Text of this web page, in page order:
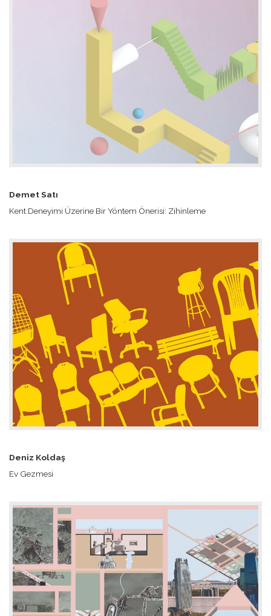
Demet Satı
Kent Deneyimi Üzerine Bir Yöntem Önerisi: Zihinleme
Deniz Koldaş
Ev Gezmesi